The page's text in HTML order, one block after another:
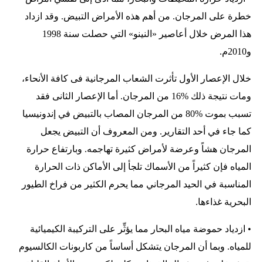
خطرة على المرجان. من أهم هذه الأمراض التبيض. وقد ازداد
هذا المرض خلال أعاصير «النينو» التي حصلت سنة 1998
و2010م.
خلال الإعصار الأول تأثرت الشعاب المرجانية فى كافة الأنحاء،
ومات نتيجة ذلك %16 من المرجان. أما الإعصار الثانى فقد
تسبب بموت %80 من المرجان المصاب بالتبيض في إندونيسيا
كما جاء في أحد التقارير. ومن المعروف أن التبيض يجعل
المرجان هشاً وعرضة لأمراض كثيرة تهاجمه. وبارتفاع حرارة
المياه فإن كثيراً من الأسماك تلجأ إلى الأماكن ذات الحرارة
المناسبة في الحيد المرجاني مما يحرم الكثير من فراخ الطيور
البحرية غذاءها.
• ازدياد حموضة مياه البحار مما يؤثِّر على التركيبة الكيميائية
للمياه. وبما أن المرجان يتشكل أساساً من كاربونات الكالسيوم